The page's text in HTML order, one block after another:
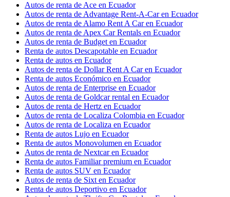
Autos de renta de Ace en Ecuador
Autos de renta de Advantage Rent-A-Car en Ecuador
Autos de renta de Alamo Rent A Car en Ecuador
Autos de renta de Apex Car Rentals en Ecuador
Autos de renta de Budget en Ecuador
Renta de autos Descapotable en Ecuador
Renta de autos en Ecuador
Autos de renta de Dollar Rent A Car en Ecuador
Renta de autos Económico en Ecuador
Autos de renta de Enterprise en Ecuador
Autos de renta de Goldcar rental en Ecuador
Autos de renta de Hertz en Ecuador
Autos de renta de Localiza Colombia en Ecuador
Autos de renta de Localiza en Ecuador
Renta de autos Lujo en Ecuador
Renta de autos Monovolumen en Ecuador
Autos de renta de Nextcar en Ecuador
Renta de autos Familiar premium en Ecuador
Renta de autos SUV en Ecuador
Autos de renta de Sixt en Ecuador
Renta de autos Deportivo en Ecuador